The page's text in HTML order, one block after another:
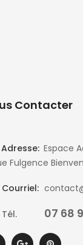
Contacter
Adresse: Espace
Fulgence
Courriel:
Tél. 07 68